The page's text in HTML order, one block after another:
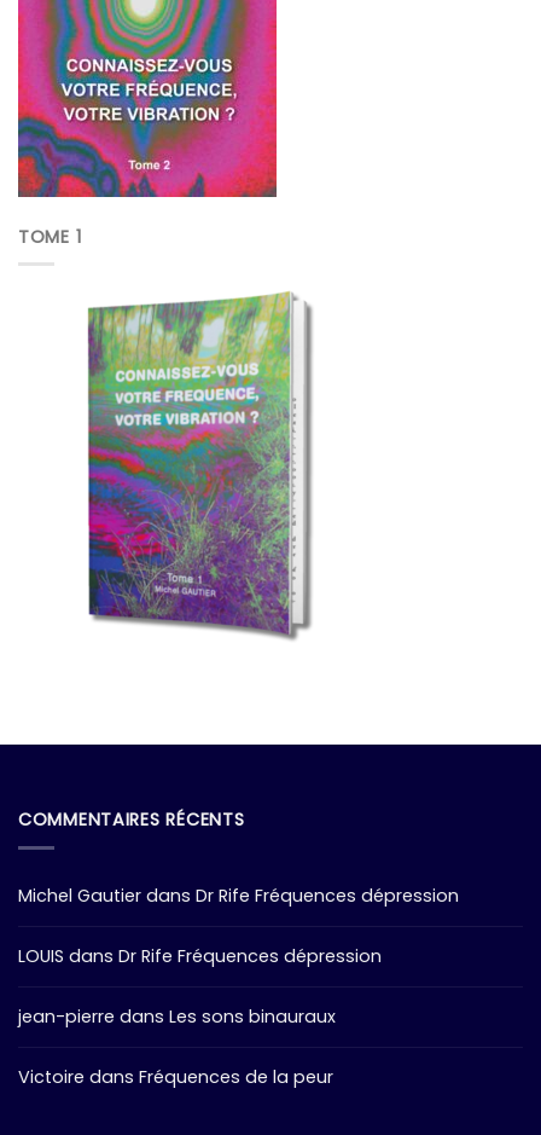
TOME 1
COMMENTAIRES RÉCENTS
Michel Gautier dans Dr Rife Fréquences dépression
LOUIS dans Dr Rife Fréquences dépression
jean-pierre dans Les sons binauraux
Victoire dans Fréquences de la peur